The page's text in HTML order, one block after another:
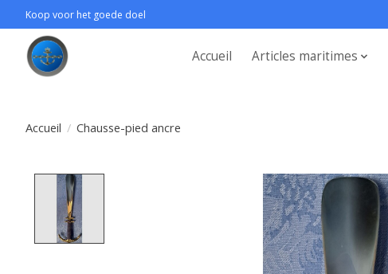
Koop voor het goede doel
Accueil Articles maritimes
Accueil / Chausse-pied ancre
Product image slideshow Items